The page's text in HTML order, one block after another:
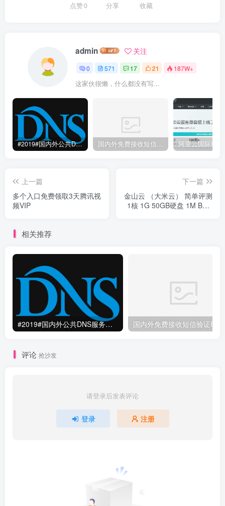
点赞0 分享 收藏
admin 关注
0 571 17 21 187W+
这家伙很懒，什么都没有写...
#2019#国内外公共DNS服务整理汇总-更快更安全更稳定本地DNS解析服务 国内外免费接收短信验证码平台网站
上一篇
多个入口免费领取3天腾讯视
频VIP
下一篇
金山云 （大米云） 简单评测
1核 1G 50GB硬盘 1M BGP
相关推荐
#2019#国内外公共DNS服务整理汇总-更快更安全更稳定本地DNS解析服务
评论 抢沙发
请登录后发表评论
登录 注册